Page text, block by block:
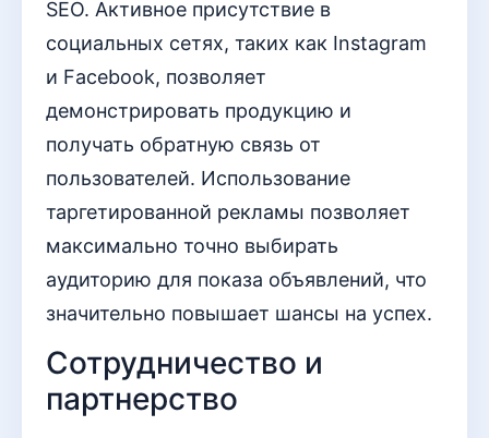
SEO. Активное присутствие в
социальных сетях, таких как Instagram
и Facebook, позволяет
демонстрировать продукцию и
получать обратную связь от
пользователей. Использование
таргетированной рекламы позволяет
максимально точно выбирать
аудиторию для показа объявлений, что
значительно повышает шансы на успех.
Сотрудничество и
партнерство